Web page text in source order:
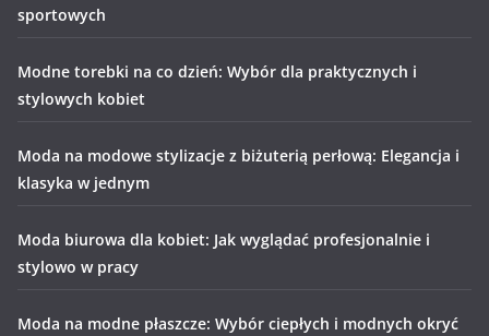
sportowych
Modne torebki na co dzień: Wybór dla praktycznych i
stylowych kobiet
Moda na modowe stylizacje z biżuterią perłową: Elegancja i
klasyka w jednym
Moda biurowa dla kobiet: Jak wyglądać profesjonalnie i
stylowo w pracy
Moda na modne płaszcze: Wybór ciepłych i modnych okryć